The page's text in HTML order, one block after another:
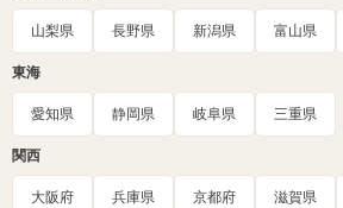
山梨県 長野県 新潟県 富山県
東海
愛知県 静岡県 岐阜県 三重県
関西
大阪府 兵庫県 京都府 滋賀県